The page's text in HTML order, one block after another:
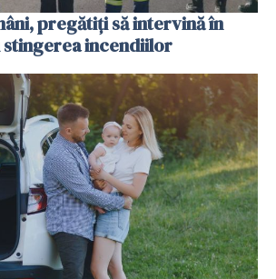
pregătiţi să intervină în
incendiilor